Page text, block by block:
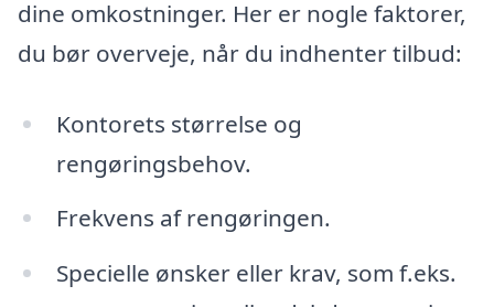
dine omkostninger. Her er nogle faktorer,
du bør overveje, når du indhenter tilbud:
Kontorets størrelse og
rengøringsbehov.
Frekvens af rengøringen.
Specielle ønsker eller krav, som f.eks.